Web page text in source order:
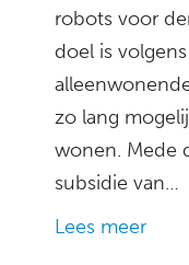
robots voor
doel is
zo lang
wonen. Mede
subsidie van…
Lees meer